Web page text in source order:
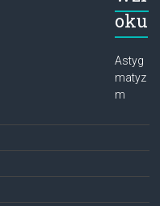
oku
Astyg
matyz
m